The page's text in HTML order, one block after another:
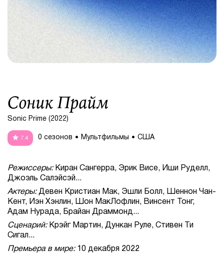
Соник Прайм
Sonic Prime (2022)
7.4 0 сезонов Мультфильмы США
Режиссеры:Киран Сангерра, Эрик Висе, Иши Руделл,
Джоэль Салэйсэй...
Актеры:Девен Кристиан Мак, Эшли Болл, Шеннон Чан-
Кент, Иэн Хэнлин, Шон МакЛофлин, Винсент Тонг,
Адам Нурада, Брайан Драммонд...
Сценарий:Крэйг Мартин, Дункан Руле, Стивен Ти
Сигал...
Премьера в мире:10 декабря 2022